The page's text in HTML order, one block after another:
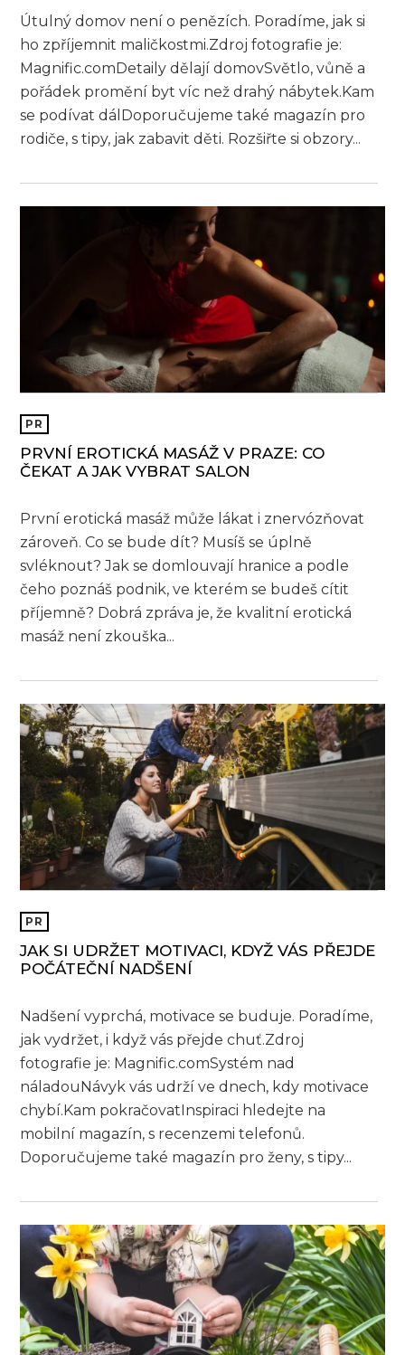
Útulný domov není o penězích. Poradíme, jak si
ho zpříjemnit maličkostmi.Zdroj fotografie je:
Magnific.comDetaily dělají domovSvětlo, vůně a
pořádek promění byt víc než drahý nábytek.Kam
se podívat dálDoporučujeme také magazín pro
rodiče, s tipy, jak zabavit děti. Rozšiřte si obzory...
PR
PRVNÍ EROTICKÁ MASÁŽ V PRAZE: CO
ČEKAT A JAK VYBRAT SALON
První erotická masáž může lákat i znervózňovat
zároveň. Co se bude dít? Musíš se úplně
svléknout? Jak se domlouvají hranice a podle
čeho poznáš podnik, ve kterém se budeš cítit
příjemně? Dobrá zpráva je, že kvalitní erotická
masáž není zkouška...
PR
JAK SI UDRŽET MOTIVACI, KDYŽ VÁS PŘEJDE
POČÁTEČNÍ NADŠENÍ
Nadšení vyprchá, motivace se buduje. Poradíme,
jak vydržet, i když vás přejde chuť.Zdroj
fotografie je: Magnific.comSystém nad
náladouNávyk vás udrží ve dnech, kdy motivace
chybí.Kam pokračovatInspiraci hledejte na
mobilní magazín, s recenzemi telefonů.
Doporučujeme také magazín pro ženy, s tipy...